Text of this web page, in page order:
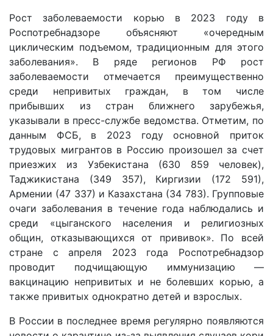
Рост заболеваемости корью в 2023 году в
Роспотребнадзоре объясняют «очередным
циклическим подъемом, традиционным для этого
заболевания». В ряде регионов РФ рост
заболеваемости отмечается преимущественно
среди непривитых граждан, в том числе
прибывших из стран ближнего зарубежья,
указывали в пресс-службе ведомства. Отметим, по
данным ФСБ, в 2023 году основной приток
трудовых мигрантов в Россию произошел за счет
приезжих из Узбекистана (630 859 человек),
Таджикистана (349 357), Киргизии (172 591),
Армении (47 337) и Казахстана (34 783). Групповые
очаги заболевания в течение года наблюдались и
среди «цыганского населения и религиозных
общин, отказывающихся от прививок». По всей
стране с апреля 2023 года Роспотребнадзор
проводит подчищающую иммунизацию —
вакцинацию непривитых и не болевших корью, а
также привитых однократно детей и взрослых.
В России в последнее время регулярно появляются